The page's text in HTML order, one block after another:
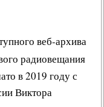
веб-архива
радиовещания
в 2019 году с
Виктора